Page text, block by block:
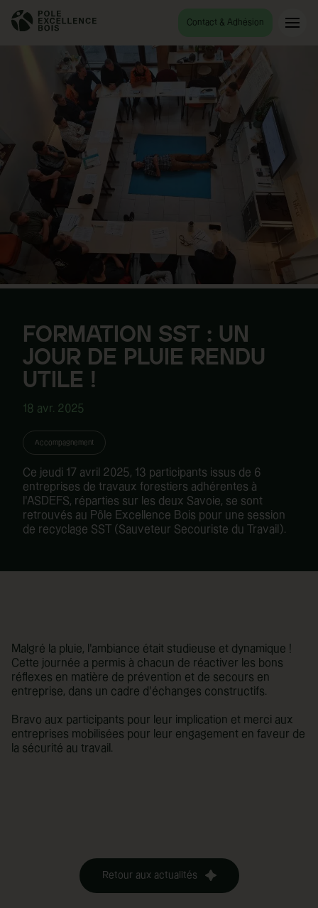
Contact & Adhésion
FORMATION SST : UN
JOUR DE PLUIE RENDU
UTILE !
18 avr. 2025
Accompagnement
Ce jeudi 17 avril 2025, 13 participants issus de 6
entreprises de travaux forestiers adhérentes à
l’ASDEFS, réparties sur les deux Savoie, se sont
retrouvés au Pôle Excellence Bois pour une session
de recyclage SST (Sauveteur Secouriste du Travail).
Malgré la pluie, l’ambiance était studieuse et dynamique !
Cette journée a permis à chacun de réactiver les bons
réflexes en matière de prévention et de secours en
entreprise, dans un cadre d’échanges constructifs.
Bravo aux participants pour leur implication et merci aux
entreprises mobilisées pour leur engagement en faveur de
la sécurité au travail.
Retour aux actualités